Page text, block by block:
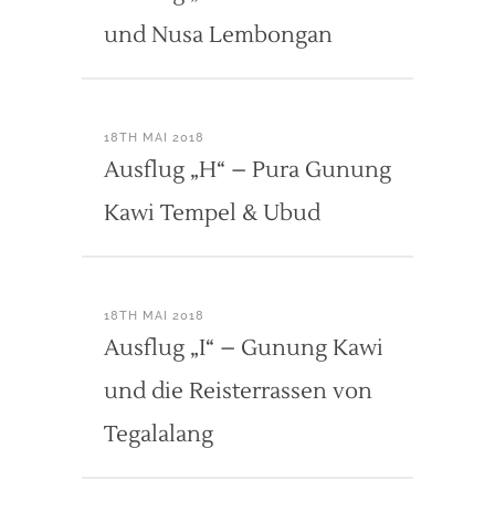
und Nusa Lembongan
18TH MAI 2018
Ausflug „H“ – Pura Gunung
Kawi Tempel & Ubud
18TH MAI 2018
Ausflug „I“ – Gunung Kawi
und die Reisterrassen von
Tegalalang